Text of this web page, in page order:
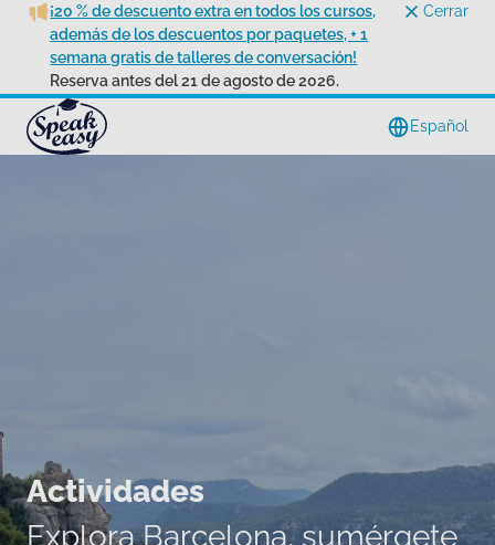
¡20 % de descuento extra en todos los cursos,
además de los descuentos por paquetes, + 1
semana gratis de talleres de conversación!
Reserva antes del 21 de agosto de 2026.
Cerrar
Español
Actividades
Explora Barcelona, sumérgete